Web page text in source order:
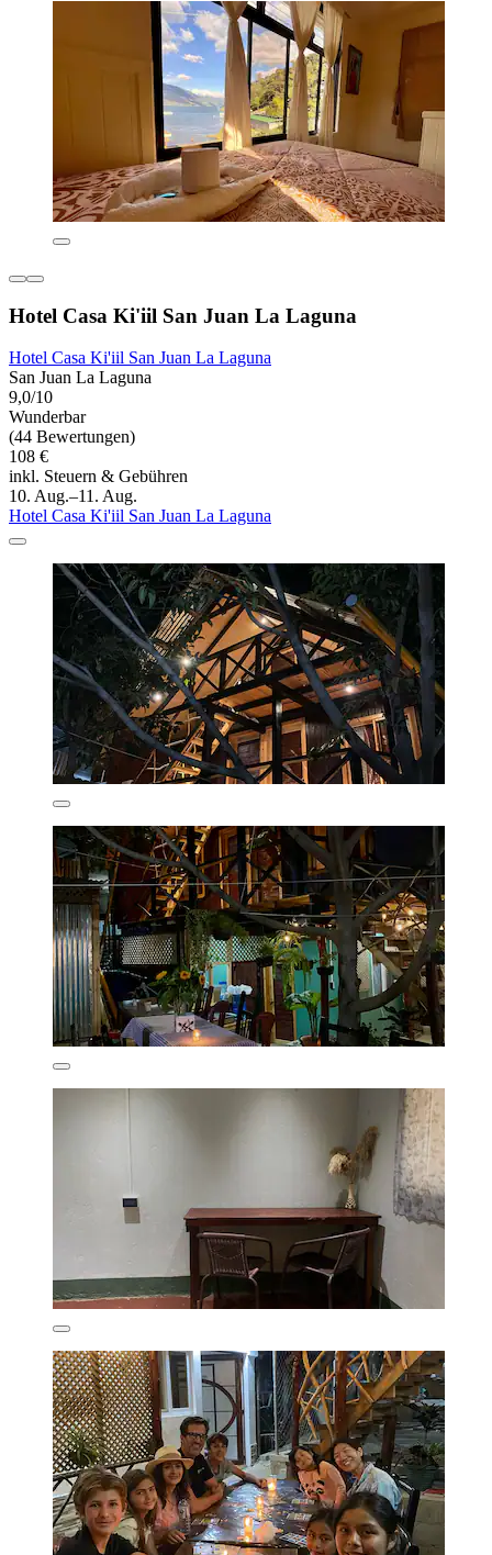
Hotel Casa Ki'iil San Juan La Laguna
Hotel Casa Ki'iil San Juan La Laguna
San Juan La Laguna
9,0/10
Wunderbar
(44 Bewertungen)
108 €
inkl. Steuern & Gebühren
10. Aug.–11. Aug.
Hotel Casa Ki'iil San Juan La Laguna